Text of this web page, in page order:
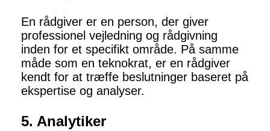
En rådgiver er en person, der giver
professionel vejledning og rådgivning
inden for et specifikt område. På samme
måde som en teknokrat, er en rådgiver
kendt for at træffe beslutninger baseret på
ekspertise og analyser.
5. Analytiker